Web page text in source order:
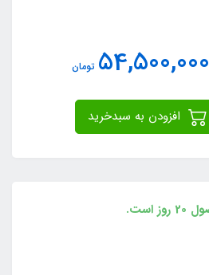
54,500,000 تومان
زمان تقریبی ارسال محصول 20 روز است.